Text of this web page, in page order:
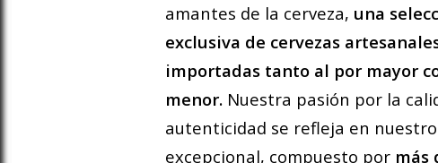
amantes de la cerveza, una
exclusiva de cervezas
importadas tanto al por mayor
menor. Nuestra pasión por la
autenticidad se refleja en
excepcional, compuesto por más